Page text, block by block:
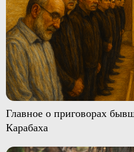
Главное о приговорах
Карабаха